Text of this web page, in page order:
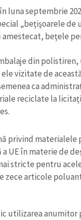
luna septembrie
„beţişoarele
beţele
din
vizitate de
ca
reciclate la
privind materialele
UE în materie de
stricte pentru
zece articole
utilizarea